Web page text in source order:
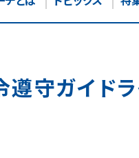
遵守ガイド